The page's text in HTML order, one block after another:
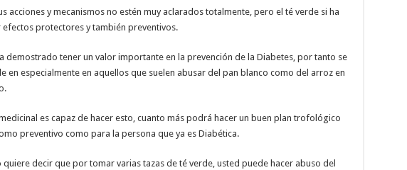
acciones y mecanismos no estén muy aclarados totalmente, pero el té verde si ha
protectores y también preventivos.
demostrado tener un valor importante en la prevención de la Diabetes, por tanto se
en especialmente en aquellos que suelen abusar del pan blanco como del arroz en
es capaz de hacer esto, cuanto más podrá hacer un buen plan trofológico
preventivo como para la persona que ya es Diabética.
quiere decir que por tomar varias tazas de té verde, usted puede hacer abuso del